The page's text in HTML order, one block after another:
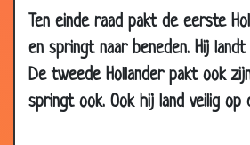
Ten einde raad pakt de eerste
en springt naar beneden. Hij
De tweede Hollander pakt ook
springt ook. Ook hij land veilig op
28 Apr
2009
Twee lullen
28 Apr
2009
21 Apr
In de loopgraven